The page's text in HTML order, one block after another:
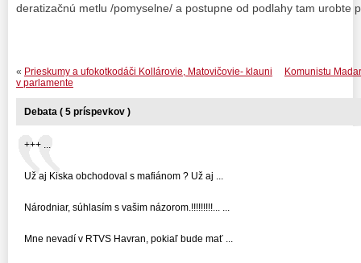
deratizačnú metlu /pomyselne/ a postupne od podlahy tam urobte
Komunistu
« Prieskumy a ufokotkodáči Kollárovie, Matovičovie- klauni
v parlamente
Debata ( 5 príspevkov )
+++ ...
Už aj Kiska obchodoval s mafiánom ? Už aj ...
Národniar, súhlasím s vašim názorom.!!!!!!!!!... ...
Mne nevadí v RTVS Havran, pokiaľ bude mať ...